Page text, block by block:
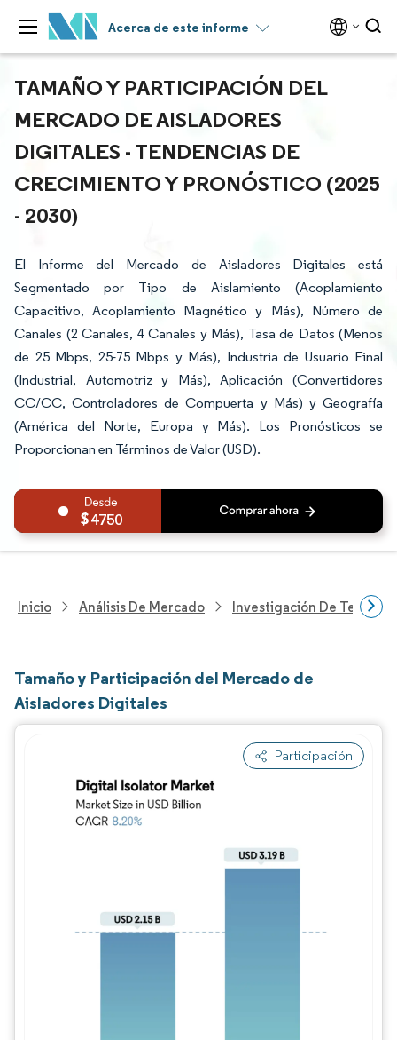
Acerca de este informe
TAMAÑO Y PARTICIPACIÓN DEL
MERCADO DE AISLADORES
DIGITALES - TENDENCIAS DE
CRECIMIENTO Y PRONÓSTICO (2025
- 2030)
El Informe del Mercado de Aisladores Digitales está
Segmentado por Tipo de Aislamiento (Acoplamiento
Capacitivo, Acoplamiento Magnético y Más), Número de
Canales (2 Canales, 4 Canales y Más), Tasa de Datos (Menos
de 25 Mbps, 25-75 Mbps y Más), Industria de Usuario Final
(Industrial, Automotriz y Más), Aplicación (Convertidores
CC/CC, Controladores de Compuerta y Más) y Geografía
(América del Norte, Europa y Más). Los Pronósticos se
Proporcionan en Términos de Valor (USD).
4750
Inicio Análisis De Mercado Investigación De
Tamaño y Participación del Mercado de
Aisladores Digitales
Participación